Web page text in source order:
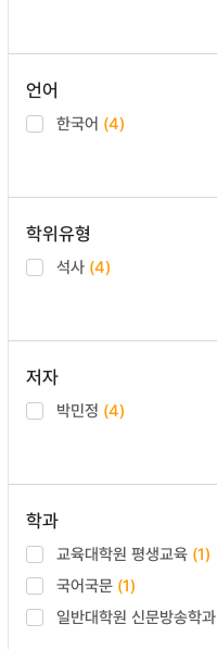
언어
한국어 (4)
학위유형
석사 (4)
저자
박민정 (4)
학과
교육대학원 평생교육 (1)
국어국문 (1)
일반대학원 신문방송학과